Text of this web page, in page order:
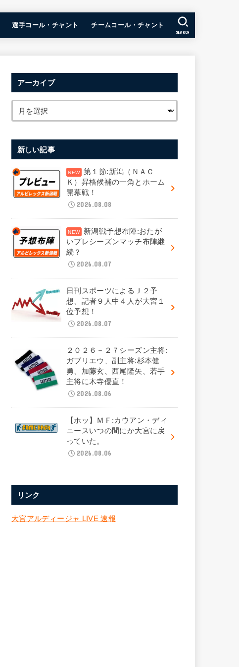
選手コール・チャント チームコール・チャント
SEARCH
アーカイブ
新しい記事
第１節:新潟（ＮＡＣ
Ｋ）昇格候補の一角とホーム
開幕戦！
2026.08.08
新潟戦予想布陣:おたが
いプレシーズンマッチ布陣継
続？
2026.08.07
日刊スポーツによるＪ２予
想、記者９人中４人が大宮１
位予想！
2026.08.07
２０２６－２７シーズン主将:
ガブリエウ、副主将:杉本健
勇、加藤玄、西尾隆矢、若手
主将に木寺優直！
2026.08.06
【ホッ】ＭＦ:カウアン・ディ
ニースいつの間にか大宮に戻
っていた。
2026.08.06
リンク
大宮アルディージャ LIVE 速報